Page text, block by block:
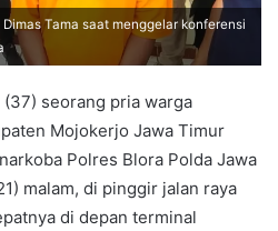
Tama saat menggelar konferensi
(37) seorang pria warga
Mojokerjo Jawa Timur
Polres Blora Polda Jawa
malam, di pinggir jalan raya
di depan terminal